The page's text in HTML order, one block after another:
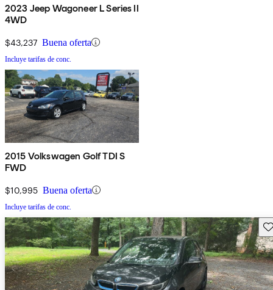
2023 Jeep Wagoneer L Series II
4WD
$43,237 Buena oferta
Incluye tarifas de conc.
2015 Volkswagen Golf TDI S
FWD
$10,995 Buena oferta
Incluye tarifas de conc.